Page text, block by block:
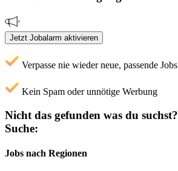
Jetzt Jobalarm aktivieren
Verpasse nie wieder neue, passende Jobs
Kein Spam oder unnötige Werbung
Nicht das gefunden was du suchst?
Suche:
Jobs nach Regionen